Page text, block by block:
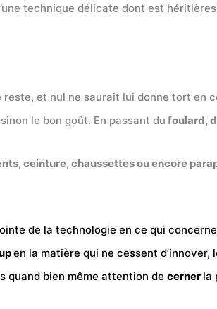
technique délicate dont est
reste, et nul ne saurait lui donne tort en
le bon goût. En passant du foulard,
ceinture, chaussettes ou encore
de la technologie en ce qui
en la matière qui ne cessent
quand bien même attention de cerner la